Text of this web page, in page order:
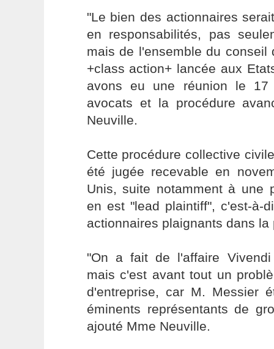
"Le bien des actionnaires
en responsabilités, pas
mais de l'ensemble du conseil
+class action+ lancée aux
avons eu une réunion le 17
avocats et la procédure
Neuville.
Cette procédure collective
été jugée recevable en
Unis, suite notamment à une
en est "lead plaintiff", c'est-à-
actionnaires plaignants dans la
"On a fait de l'affaire
mais c'est avant tout un
d'entreprise, car M. Messier
éminents représentants de
ajouté Mme Neuville.